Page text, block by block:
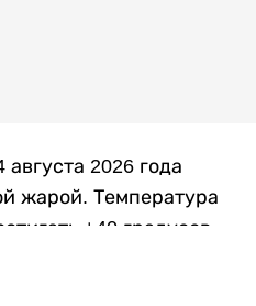
2026 года
жарой. Температура
+40 градусов,